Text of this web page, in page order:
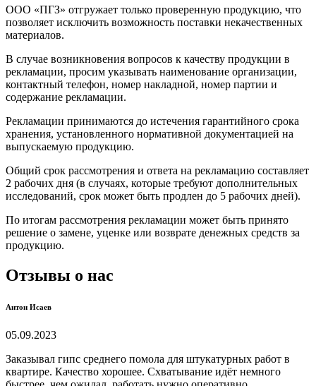
ООО «ПГЗ» отгружает только проверенную продукцию, что
позволяет исключить возможность поставки некачественных
материалов.
В случае возникновения вопросов к качеству продукции в
рекламации, просим указывать наименование организации,
контактный телефон, номер накладной, номер партии и
содержание рекламации.
Рекламации принимаются до истечения гарантийного срока
хранения, установленного нормативной документацией на
выпускаемую продукцию.
Общий срок рассмотрения и ответа на рекламацию составляет
2 рабочих дня (в случаях, которые требуют дополнительных
исследований, срок может быть продлен до 5 рабочих дней).
По итогам рассмотрения рекламации может быть принято
решение о замене, уценке или возврате денежных средств за
продукцию.
Отзывы о нас
Антон Исаев
05.09.2023
Заказывал гипс среднего помола для штукатурных работ в
квартире. Качество хорошее. Схватывание идёт немного